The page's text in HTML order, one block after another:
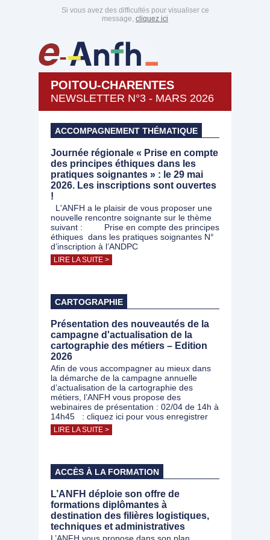
Si vous avez des difficultés pour visualiser ce
message, cliquez ici
POITOU-CHARENTES
NEWSLETTER N°3 - MARS 2026
ACCOMPAGNEMENT THÉMATIQUE
Journée régionale « Prise en compte
des principes éthiques dans les
pratiques soignantes » : le 29 mai
2026. Les inscriptions sont ouvertes
!
L'ANFH a le plaisir de vous proposer une
nouvelle rencontre soignante sur le thème
suivant : Prise en compte des principes
éthiques dans les pratiques soignantes N°
d’inscription à l’ANDPC
LIRE LA SUITE >
CARTOGRAPHIE
Présentation des nouveautés de la
campagne d'actualisation de la
cartographie des métiers – Edition
2026
Afin de vous accompagner au mieux dans
la démarche de la campagne annuelle
d’actualisation de la cartographie des
métiers, l’ANFH vous propose des
webinaires de présentation : 02/04 de 14h à
14h45 : cliquez ici pour vous enregistrer
LIRE LA SUITE >
ACCÈS À LA FORMATION
L’ANFH déploie son offre de
formations diplômantes à
destination des filières logistiques,
techniques et administratives